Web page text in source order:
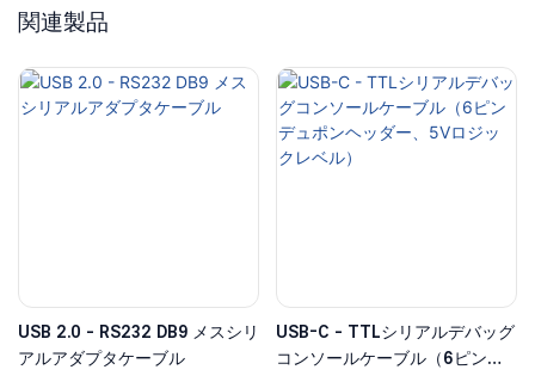
関連製品
USB 2.0 - RS232 DB9 メスシリ
アルアダプタケーブル
USB-C - TTLシリアルデバッグ
コンソールケーブル（6ピンデ